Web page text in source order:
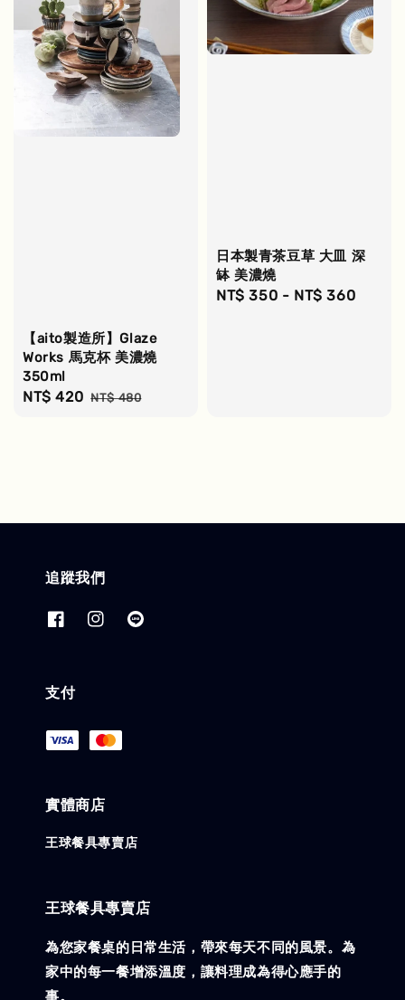
【aito製造所】Glaze
Works 馬克杯 美濃燒
350ml
Sale
NT$ 420 Regular
NT$ 480
日本製青茶豆草 大皿 深
缽 美濃燒
Regular
NT$ 350 - NT$ 360
追蹤我們
支付
實體商店
王球餐具專賣店
王球餐具專賣店
為您家餐桌的日常生活，帶來每天不同的風景。為
家中的每一餐增添溫度，讓料理成為得心應手的
事。